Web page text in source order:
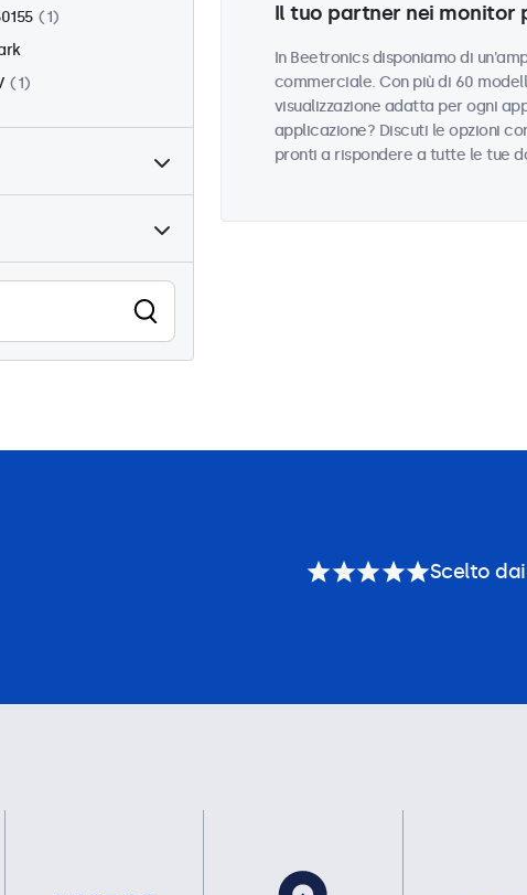
1
1
Il tuo partner nei monitor
In Beetronics disponiamo di
commerciale. Con più di 60
visualizzazione adatta per ogni
applicazione? Discuti le opzioni
pronti a rispondere a tutte le tue
Scelto